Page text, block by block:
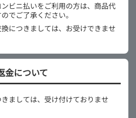
ビニ払いをご利用の方は、商品代
でご了承ください。
につきましては、お受けできませ
金について
ましては、受け付けておりませ